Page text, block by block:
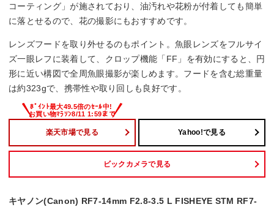
コーティング」が施されており、油汚れや花粉が付着しても簡単
に落とせるので、花の撮影にもおすすめです。
レンズフードを取り外せるのもポイント。魚眼レンズをフルサイ
ズ一眼レフに装着して、クロップ機能「FF」を有効にすると、円
形に近い構図で全周魚眼撮影が楽しめます。フードを含む総重量
は約323gで、携帯性や取り回しも良好です。
楽天市場で見る Yahoo!で見る
ビックカメラで見る
キヤノン(Canon) RF7-14mm F2.8-3.5 L FISHEYE STM RF7-